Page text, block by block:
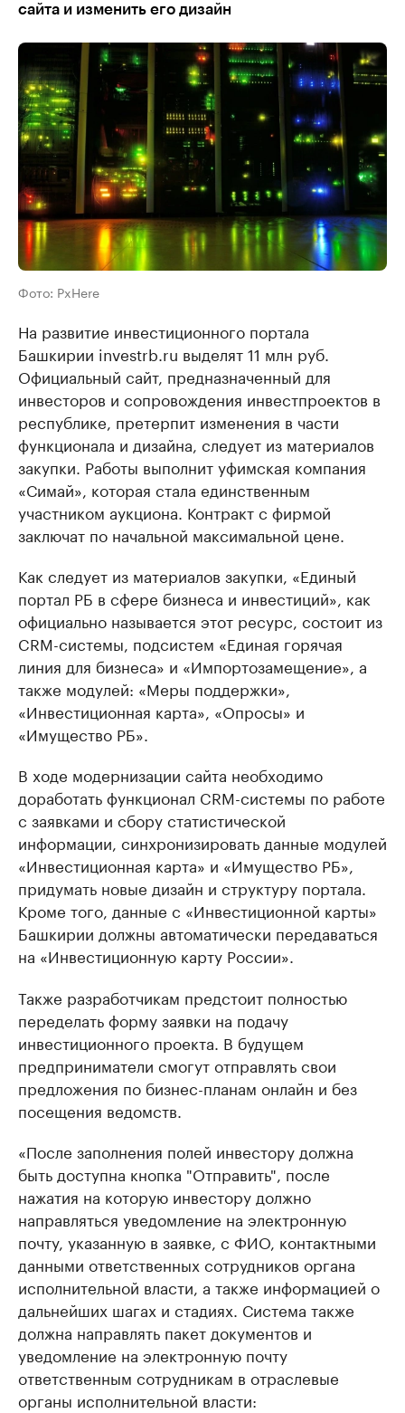
сайта и изменить его дизайн
Фото: PxHere
На развитие инвестиционного портала
Башкирии investrb.ru выделят 11 млн руб.
Официальный сайт, предназначенный для
инвесторов и сопровождения инвестпроектов в
республике, претерпит изменения в части
функционала и дизайна, следует из материалов
закупки. Работы выполнит уфимская компания
«Симай», которая стала единственным
участником аукциона. Контракт с фирмой
заключат по начальной максимальной цене.
Как следует из материалов закупки, «Единый
портал РБ в сфере бизнеса и инвестиций», как
официально называется этот ресурс, состоит из
CRM-системы, подсистем «Единая горячая
линия для бизнеса» и «Импортозамещение», а
также модулей: «Меры поддержки»,
«Инвестиционная карта», «Опросы» и
«Имущество РБ».
В ходе модернизации сайта необходимо
доработать функционал CRM-системы по работе
с заявками и сбору статистической
информации, синхронизировать данные модулей
«Инвестиционная карта» и «Имущество РБ»,
придумать новые дизайн и структуру портала.
Кроме того, данные с «Инвестиционной карты»
Башкирии должны автоматически передаваться
на «Инвестиционную карту России».
Также разработчикам предстоит полностью
переделать форму заявки на подачу
инвестиционного проекта. В будущем
предприниматели смогут отправлять свои
предложения по бизнес-планам онлайн и без
посещения ведомств.
«После заполнения полей инвестору должна
быть доступна кнопка "Отправить", после
нажатия на которую инвестору должно
направляться уведомление на электронную
почту, указанную в заявке, с ФИО, контактными
данными ответственных сотрудников органа
исполнительной власти, а также информацией о
дальнейших шагах и стадиях. Система также
должна направлять пакет документов и
уведомление на электронную почту
ответственным сотрудникам в отраслевые
органы исполнительной власти: